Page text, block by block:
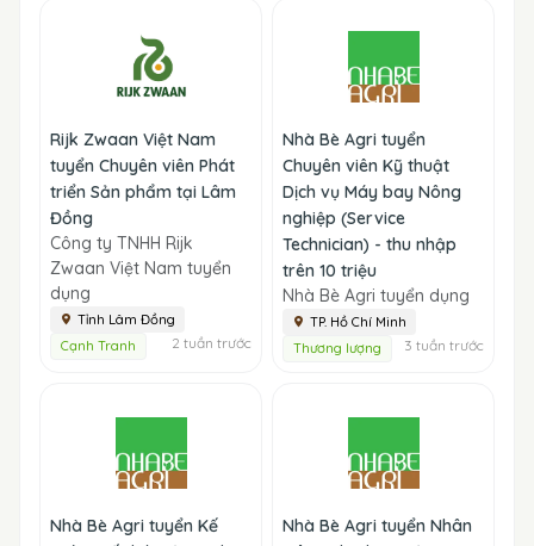
Rijk Zwaan Việt Nam
tuyển Chuyên viên Phát
triển Sản phẩm tại Lâm
Đồng
Công ty TNHH Rijk
Zwaan Việt Nam tuyển
dụng
Tỉnh Lâm Đồng
Cạnh Tranh
2 tuần trước
Nhà Bè Agri tuyển
Chuyên viên Kỹ thuật
Dịch vụ Máy bay Nông
nghiệp (Service
Technician) - thu nhập
trên 10 triệu
Nhà Bè Agri tuyển dụng
TP. Hồ Chí Minh
Thương lượng
3 tuần trước
Nhà Bè Agri tuyển Kế
Nhà Bè Agri tuyển Nhân